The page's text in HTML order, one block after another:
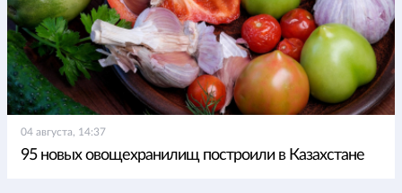
04 августа, 14:37
95 новых овощехранилищ построили в Казахстане